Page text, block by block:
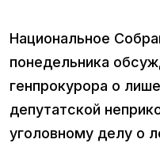
Национальное
понедельника
генпрокурора о
депутатской
уголовному делу о